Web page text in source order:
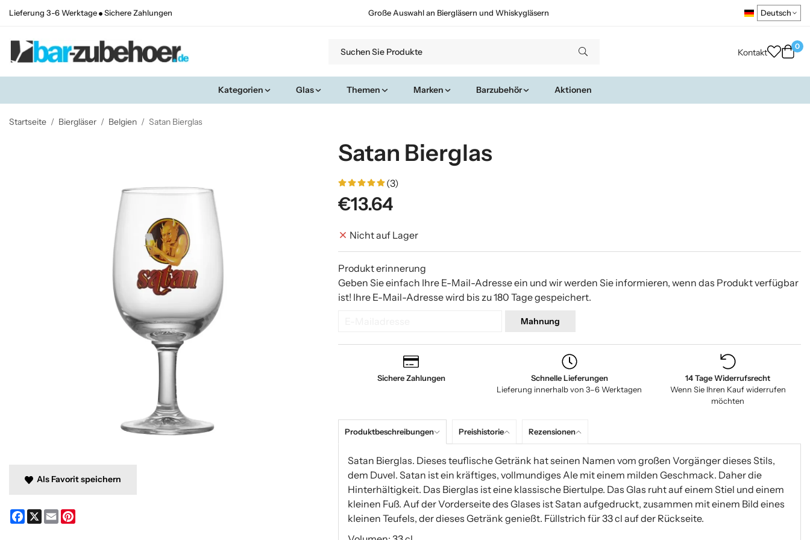
Lieferung 3-6 Werktage Sichere Zahlungen Große Auswahl an Biergläsern und Whiskygläsern
Kontakt
0
Kategorien Glas Themen Marken Barzubehör Aktionen
Startseite / Biergläser / Belgien / Satan Bierglas
Satan Bierglas
(3)
€13.64
Nicht auf Lager
Produkt erinnerung
Geben Sie einfach Ihre E-Mail-Adresse ein und wir werden Sie informieren, wenn das Produkt verfügbar
ist! Ihre E-Mail-Adresse wird bis zu 180 Tage gespeichert.
Mahnung
Sichere Zahlungen
Schnelle Lieferungen
Lieferung innerhalb von 3–6 Werktagen
14 Tage Widerrufsrecht
Wenn Sie Ihren Kauf widerrufen
möchten
Produktbeschreibungen Preishistorie Rezensionen
Satan Bierglas. Dieses teuflische Getränk hat seinen Namen vom großen Vorgänger dieses Stils,
dem Duvel. Satan ist ein kräftiges, vollmundiges Ale mit einem milden Geschmack. Daher die
Hinterhältigkeit. Das Bierglas ist eine klassische Biertulpe. Das Glas ruht auf einem Stiel und einem
kleinen Fuß. Auf der Vorderseite des Glases ist Satan aufgedruckt, zusammen mit einem Bild eines
kleinen Teufels, der dieses Getränk genießt. Füllstrich für 33 cl auf der Rückseite.
Als Favorit speichern
Facebook
X Email